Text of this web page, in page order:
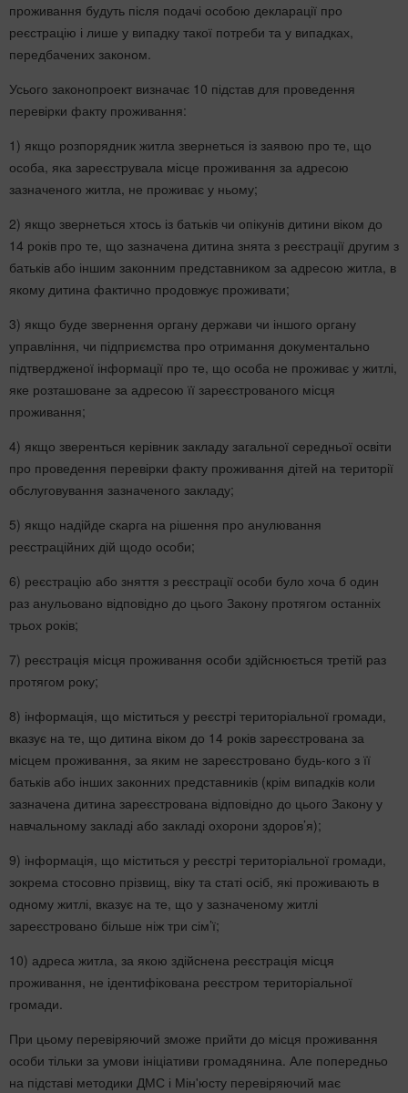
проживання будуть після подачі особою декларації про
реєстрацію і лише у випадку такої потреби та у випадках,
передбачених законом.
Усього законопроект визначає 10 підстав для проведення
перевірки факту проживання:
1) якщо розпорядник житла звернеться із заявою про те, що
особа, яка зареєструвала місце проживання за адресою
зазначеного житла, не проживає у ньому;
2) якщо звернеться хтось із батьків чи опікунів дитини віком до
14 років про те, що зазначена дитина знята з реєстрації другим з
батьків або іншим законним представником за адресою житла, в
якому дитина фактично продовжує проживати;
3) якщо буде звернення органу держави чи іншого органу
управління, чи підприємства про отримання документально
підтвердженої інформації про те, що особа не проживає у житлі,
яке розташоване за адресою її зареєстрованого місця
проживання;
4) якщо зверенться керівник закладу загальної середньої освіти
про проведення перевірки факту проживання дітей на території
обслуговування зазначеного закладу;
5) якщо надійде скарга на рішення про анулювання
реєстраційних дій щодо особи;
6) реєстрацію або зняття з реєстрації особи було хоча б один
раз анульовано відповідно до цього Закону протягом останніх
трьох років;
7) реєстрація місця проживання особи здійснюється третій раз
протягом року;
8) інформація, що міститься у реєстрі територіальної громади,
вказує на те, що дитина віком до 14 років зареєстрована за
місцем проживання, за яким не зареєстровано будь-кого з її
батьків або інших законних представників (крім випадків коли
зазначена дитина зареєстрована відповідно до цього Закону у
навчальному закладі або закладі охорони здоров’я);
9) інформація, що міститься у реєстрі територіальної громади,
зокрема стосовно прізвищ, віку та статі осіб, які проживають в
одному житлі, вказує на те, що у зазначеному житлі
зареєстровано більше ніж три сім’ї;
10) адреса житла, за якою здійснена реєстрація місця
проживання, не ідентифікована реєстром територіальної
громади.
При цьому перевіряючий зможе прийти до місця проживання
особи тільки за умови ініціативи громадянина. Але попередньо
на підставі методики ДМС і Мін'юсту перевіряючий має